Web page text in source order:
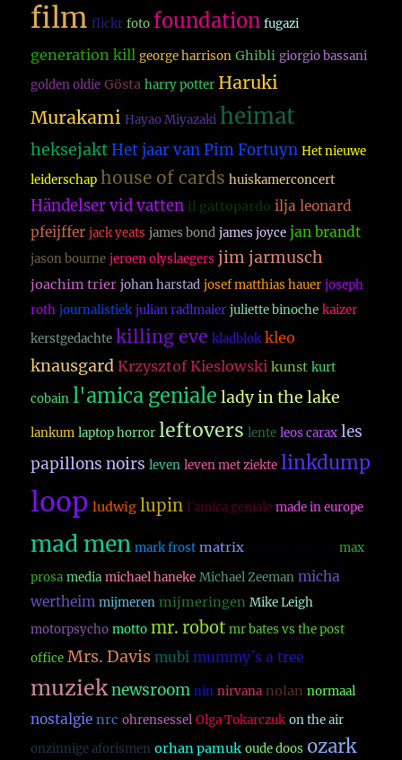
film flickr foto foundation fugazi
generation kill george harrison Ghibli giorgio bassani
golden oldie Gösta harry potter Haruki
Murakami Hayao Miyazaki heimat
heksejakt Het jaar van Pim Fortuyn Het nieuwe
leiderschap house of cards huiskamerconcert
Händelser vid vatten il gattopardo ilja leonard
pfeijffer jack yeats james bond james joyce jan brandt
jason bourne jeroen olyslaegers jim jarmusch
joachim trier johan harstad josef matthias hauer joseph
roth journalistiek julian radlmaier juliette binoche kaizer
kerstgedachte killing eve kladblok kleo
knausgard Krzysztof Kieslowski kunst kurt
cobain l'amica geniale lady in the lake
lankum laptop horror leftovers lente leos carax les
papillons noirs leven leven met ziekte linkdump
loop ludwig lupin l´amica geniale made in europe
mad men mark frost matrix
max
prosa media michael haneke Michael Zeeman micha
wertheim mijmeren mijmeringen Mike Leigh
motorpsycho motto mr. robot mr bates vs the post
office Mrs. Davis mubi mummy´s a tree
muzieknewsroom nin nirvana nolan normaal
nostalgie nrc ohrensessel Olga Tokarczuk on the air
onzinnige aforismen orhan pamuk oude doos ozark